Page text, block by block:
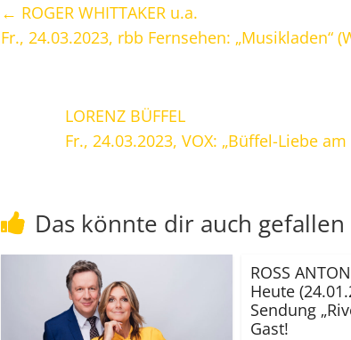
← ROGER WHITTAKER u.a.
Fr., 24.03.2023, rbb Fernsehen: „Musikladen“
LORENZ BÜFFEL
Fr., 24.03.2023, VOX: „Büffel-Liebe
Das könnte dir auch gefallen
ROSS
Heute
Sendung
Gast!